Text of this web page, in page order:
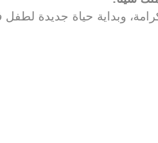
وبداية حياة جديدة